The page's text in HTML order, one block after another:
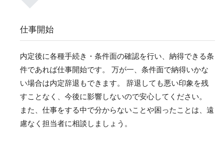
仕事開始
内定後に各種手続き・条件面の確認を行い、納得できる条
件であれば仕事開始です。 万が一、条件面で納得いかな
い場合は内定辞退もできます。 辞退しても悪い印象を残
すことなく、今後に影響しないので安心してください。
また、仕事をする中で分からないことや困ったことは、遠
慮なく担当者に相談しましょう。